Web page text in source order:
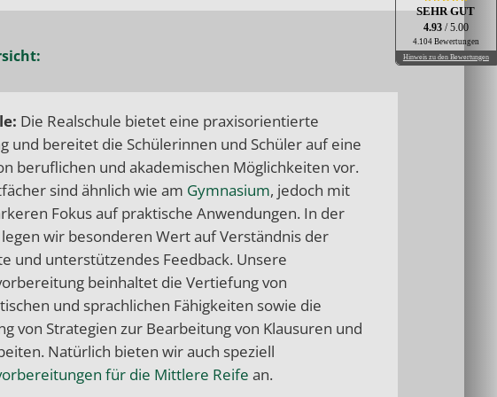
: Die Realschule bietet eine praxisorientierte
und bereitet die Schülerinnen und Schüler auf eine
beruflichen und akademischen Möglichkeiten vor.
sind ähnlich wie am Gymnasium, jedoch mit
Fokus auf praktische Anwendungen. In der
wir besonderen Wert auf Verständnis der
und unterstützendes Feedback. Unsere
beinhaltet die Vertiefung von
und sprachlichen Fähigkeiten sowie die
von Strategien zur Bearbeitung von Klausuren und
Natürlich bieten wir auch speziell
für die Mittlere Reife an.
SEHR GUT
4.93 / 5.00
4.104 Bewertungen
Hinweis zu den Bewertungen